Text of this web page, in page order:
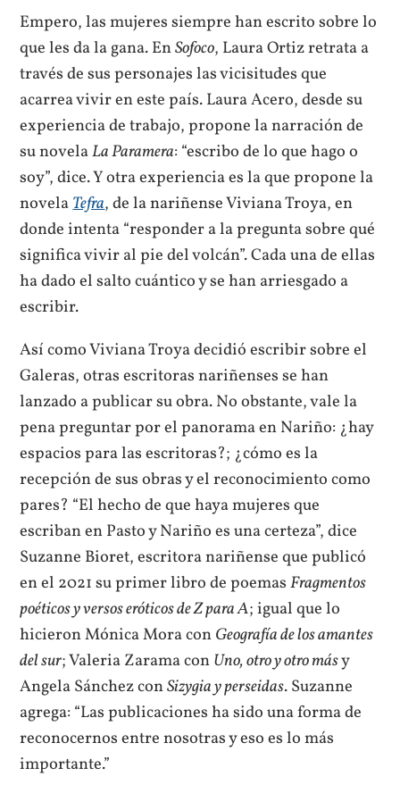
Empero, las mujeres siempre han escrito sobre lo
que les da la gana. EnSofoco, Laura Ortiz retrata a
través de sus personajes las vicisitudes que
acarrea vivir en este país. Laura Acero, desde su
experiencia de trabajo, propone la narración de
su novelaLa Paramera: “escribo de lo que hago o
soy”, dice. Y otra experiencia es la que propone la
novelaTefra, de la nariñense Viviana Troya, en
donde intenta “responder a la pregunta sobre qué
significa vivir al pie del volcán”. Cada una de ellas
ha dado el salto cuántico y se han arriesgado a
escribir.
Así como Viviana Troya decidió escribir sobre el
Galeras, otras escritoras nariñenses se han
lanzado a publicar su obra. No obstante, vale la
pena preguntar por el panorama en Nariño: ¿hay
espacios para las escritoras?; ¿cómo es la
recepción de sus obras y el reconocimiento como
pares? “El hecho de que haya mujeres que
escriban en Pasto y Nariño es una certeza”, dice
Suzanne Bioret, escritora nariñense que publicó
en el 2021 su primer libro de poemasFragmentos
poéticos y versos eróticos de Z para A; igual que lo
hicieron Mónica Mora conGeografía de los amantes
del sur; Valeria Zarama conUno, otro y otro másy
Angela Sánchez conSizygia y perseidas. Suzanne
agrega: “Las publicaciones ha sido una forma de
reconocernos entre nosotras y eso es lo más
importante.”